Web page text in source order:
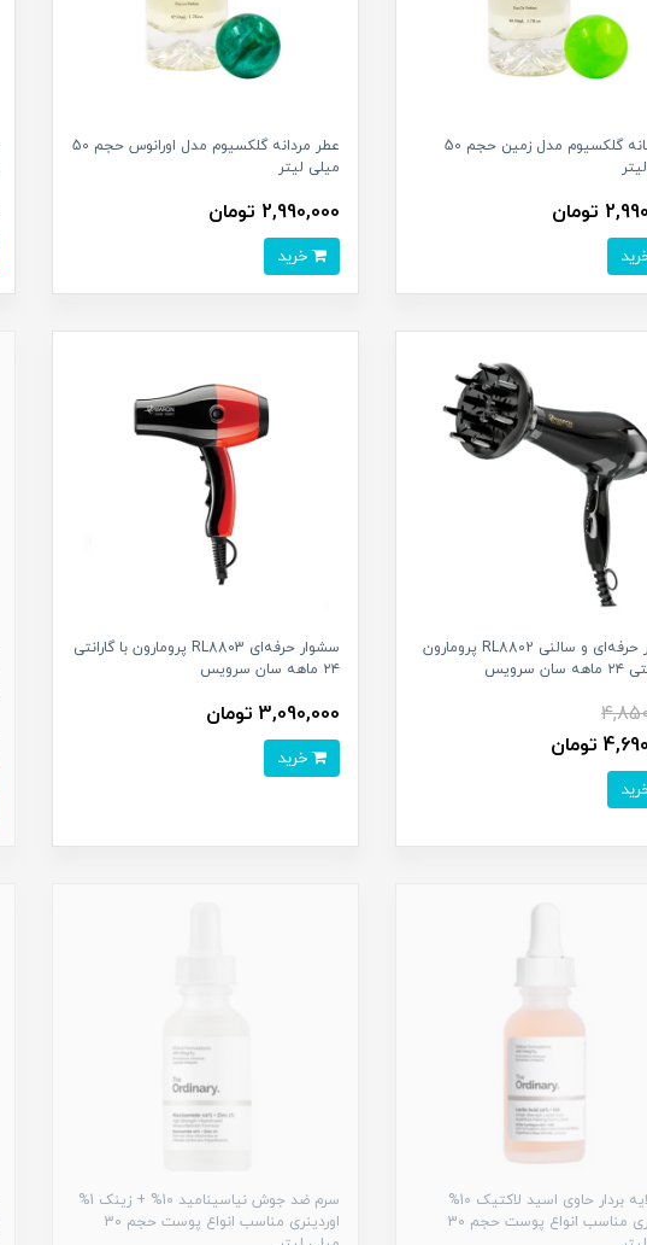
عطر زنانه گلکسیوم مدل زمین حجم 50
تومان
عطر مردانه گلکسیوم مدل اورانوس حجم 50
میلی لیتر
2,990,000 تومان
خرید
سشوار حرفه‌ای و سالنی RL8802 پرومارون
سرویس
تومان
سشوار حرفه‌ای RL8803 پرومارون با گارانتی
۲۴ ماهه سان سرویس
3,090,000 تومان
خرید
سرم لایه بردار حاوی اسید لاکتیک 10%
اوردینری مناسب انواع پوست حجم 30
سرم ضد جوش نیاسینامید 10% + زینک 1%
اوردینری مناسب انواع پوست حجم 30